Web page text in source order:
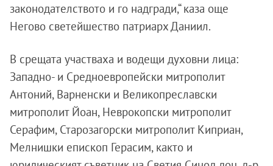
законодателството и го надгради,“ каза още
Негово светейшество патриарх Даниил.
В срещата участваха и водещи духовни лица:
Западно- и Средноевропейски митрополит
Антоний, Варненски и Великопреславски
митрополит Йоан, Неврокопски митрополит
Серафим, Старозагорски митрополит Киприан,
Мелнишки епископ Герасим, както и